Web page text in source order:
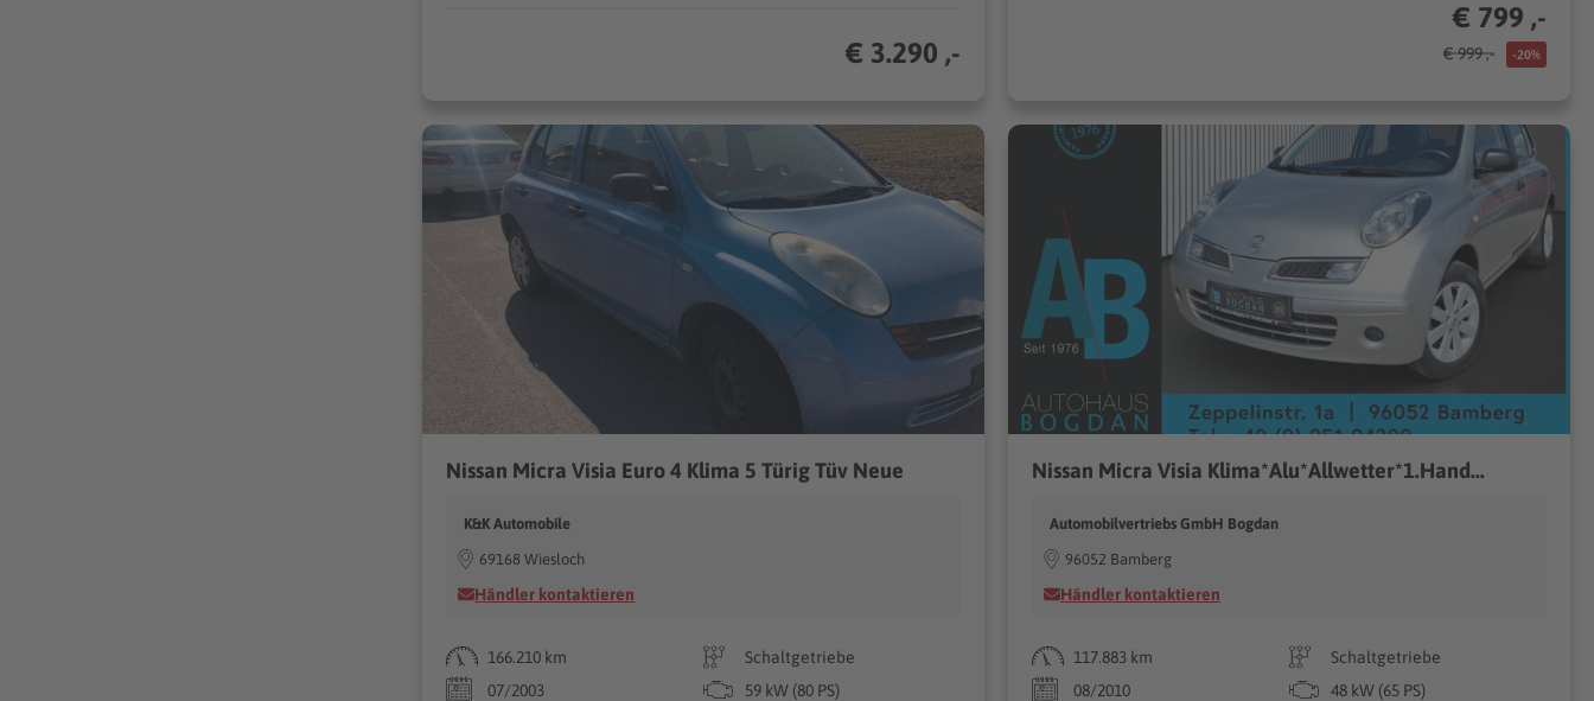
€ 3.290 ,-
€ 799 ,-
€ 999 ,- -20%
Nissan Micra Visia Euro 4 Klima 5 Türig Tüv Neue
K&K Automobile
69168 Wiesloch
Händler kontaktieren
166.210 km
Schaltgetriebe
07/2003
59 kW (80 PS)
Nissan Micra Visia Klima*Alu*Allwetter*1.Hand...
Automobilvertriebs GmbH Bogdan
96052 Bamberg
Händler kontaktieren
117.883 km
Schaltgetriebe
08/2010
48 kW (65 PS)